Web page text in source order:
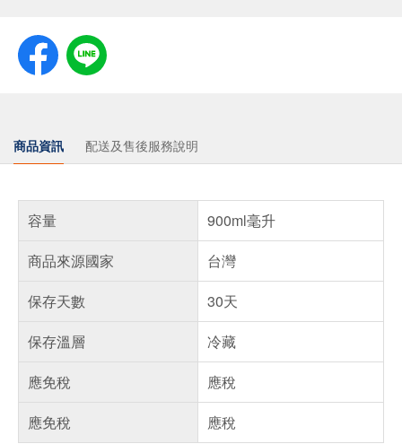
商品資訊 配送及售後服務說明
容量
900ml毫升
商品來源國家
台灣
保存天數
30天
保存溫層
冷藏
應免稅
應稅
應免稅
應稅